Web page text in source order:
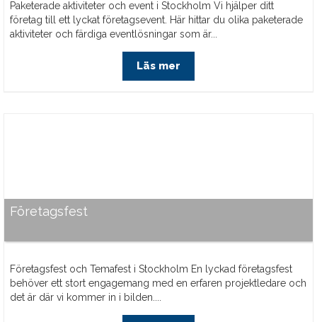
Paketerade aktiviteter och event i Stockholm Vi hjälper ditt
företag till ett lyckat företagsevent. Här hittar du olika paketerade
aktiviteter och färdiga eventlösningar som är...
Läs mer
Företagsfest
Företagsfest och Temafest i Stockholm En lyckad företagsfest
behöver ett stort engagemang med en erfaren projektledare och
det är där vi kommer in i bilden....